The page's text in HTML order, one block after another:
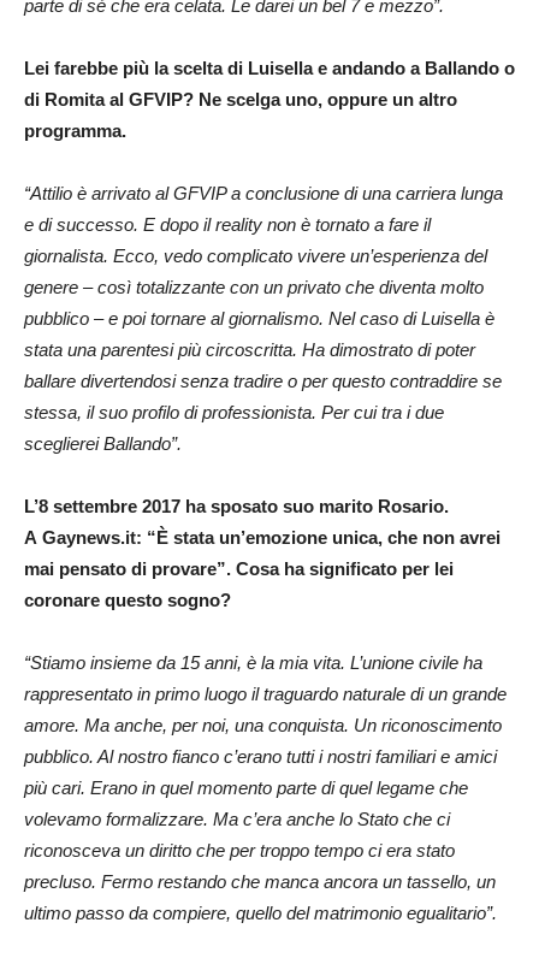
parte di sé che era celata. Le darei un bel 7 e mezzo”.
Lei farebbe più la scelta di Luisella e andando a Ballando o
di Romita al GFVIP? Ne scelga uno, oppure un altro
programma.
“Attilio è arrivato al GFVIP a conclusione di una carriera lunga
e di successo. E dopo il reality non è tornato a fare il
giornalista. Ecco, vedo complicato vivere un’esperienza del
genere – così totalizzante con un privato che diventa molto
pubblico – e poi tornare al giornalismo. Nel caso di Luisella è
stata una parentesi più circoscritta. Ha dimostrato di poter
ballare divertendosi senza tradire o per questo contraddire se
stessa, il suo profilo di professionista. Per cui tra i due
sceglierei Ballando”.
L’8 settembre 2017 ha sposato suo marito Rosario.
A Gaynews.it: “È stata un’emozione unica, che non avrei
mai pensato di provare”. Cosa ha significato per lei
coronare questo sogno?
“Stiamo insieme da 15 anni, è la mia vita. L’unione civile ha
rappresentato in primo luogo il traguardo naturale di un grande
amore. Ma anche, per noi, una conquista. Un riconoscimento
pubblico. Al nostro fianco c’erano tutti i nostri familiari e amici
più cari. Erano in quel momento parte di quel legame che
volevamo formalizzare. Ma c’era anche lo Stato che ci
riconosceva un diritto che per troppo tempo ci era stato
precluso. Fermo restando che manca ancora un tassello, un
ultimo passo da compiere, quello del matrimonio egualitario”.